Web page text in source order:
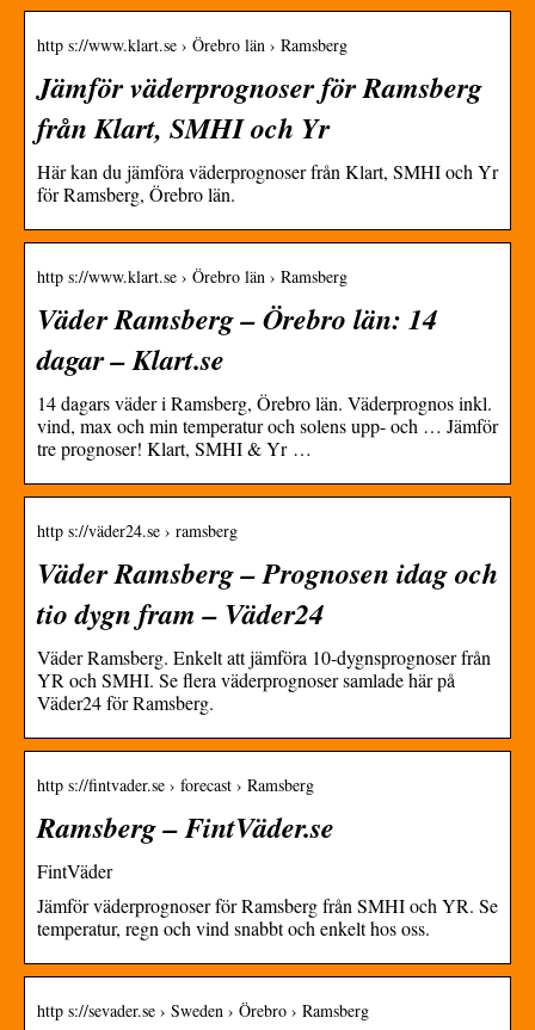
http s://www.klart.se › Örebro län › Ramsberg
Jämför väderprognoser för Ramsberg
från Klart, SMHI och Yr
Här kan du jämföra väderprognoser från Klart, SMHI och Yr
för Ramsberg, Örebro län.
http s://www.klart.se › Örebro län › Ramsberg
Väder Ramsberg – Örebro län: 14
dagar – Klart.se
14 dagars väder i Ramsberg, Örebro län. Väderprognos inkl.
vind, max och min temperatur och solens upp- och … Jämför
tre prognoser! Klart, SMHI & Yr …
http s://väder24.se › ramsberg
Väder Ramsberg – Prognosen idag och
tio dygn fram – Väder24
Väder Ramsberg. Enkelt att jämföra 10-dygnsprognoser från
YR och SMHI. Se flera väderprognoser samlade här på
Väder24 för Ramsberg.
http s://fintvader.se › forecast › Ramsberg
Ramsberg – FintVäder.se
FintVäder
Jämför väderprognoser för Ramsberg från SMHI och YR. Se
temperatur, regn och vind snabbt och enkelt hos oss.
http s://sevader.se › Sweden › Örebro › Ramsberg